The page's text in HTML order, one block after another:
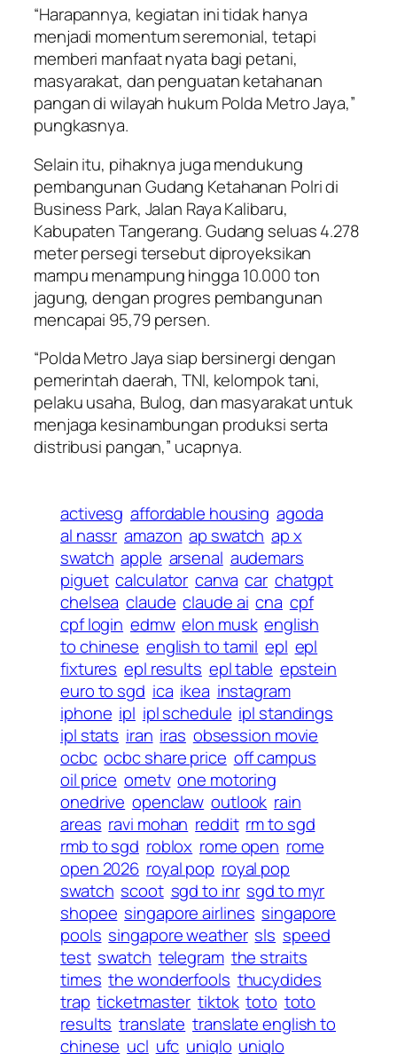
“Harapannya, kegiatan ini tidak hanya
menjadi momentum seremonial, tetapi
memberi manfaat nyata bagi petani,
masyarakat, dan penguatan ketahanan
pangan di wilayah hukum Polda Metro Jaya,”
pungkasnya.
Selain itu, pihaknya juga mendukung
pembangunan Gudang Ketahanan Polri di
Business Park, Jalan Raya Kalibaru,
Kabupaten Tangerang. Gudang seluas 4.278
meter persegi tersebut diproyeksikan
mampu menampung hingga 10.000 ton
jagung, dengan progres pembangunan
mencapai 95,79 persen.
“Polda Metro Jaya siap bersinergi dengan
pemerintah daerah, TNI, kelompok tani,
pelaku usaha, Bulog, dan masyarakat untuk
menjaga kesinambungan produksi serta
distribusi pangan,” ucapnya.
activesg affordable housing agoda
al nassr amazon ap swatch ap x
swatch apple arsenal audemars
piguet calculator canva car chatgpt
chelsea claude claude ai cna cpf
cpf login edmw elon musk english
to chinese english to tamil epl epl
fixtures epl results epl table epstein
euro to sgd ica ikea instagram
iphone ipl ipl schedule ipl standings
ipl stats iran iras obsession movie
ocbc ocbc share price off campus
oil price ometv one motoring
onedrive openclaw outlook rain
areas ravi mohan reddit rm to sgd
rmb to sgd roblox rome open rome
open 2026 royal pop royal pop
swatch scoot sgd to inr sgd to myr
shopee singapore airlines singapore
pools singapore weather sls speed
test swatch telegram the straits
times the wonderfools thucydides
trap ticketmaster tiktok toto toto
results translate translate english to
chinese ucl ufc uniqlo uniqlo